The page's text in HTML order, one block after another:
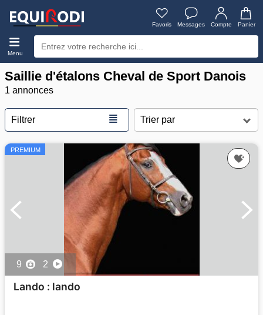
Favoris Messages Compte Panier
Menu
Saillie d'étalons Cheval de Sport Danois
1 annonces
Filtrer ≣
PREMIUM
9 2
Lando : lando